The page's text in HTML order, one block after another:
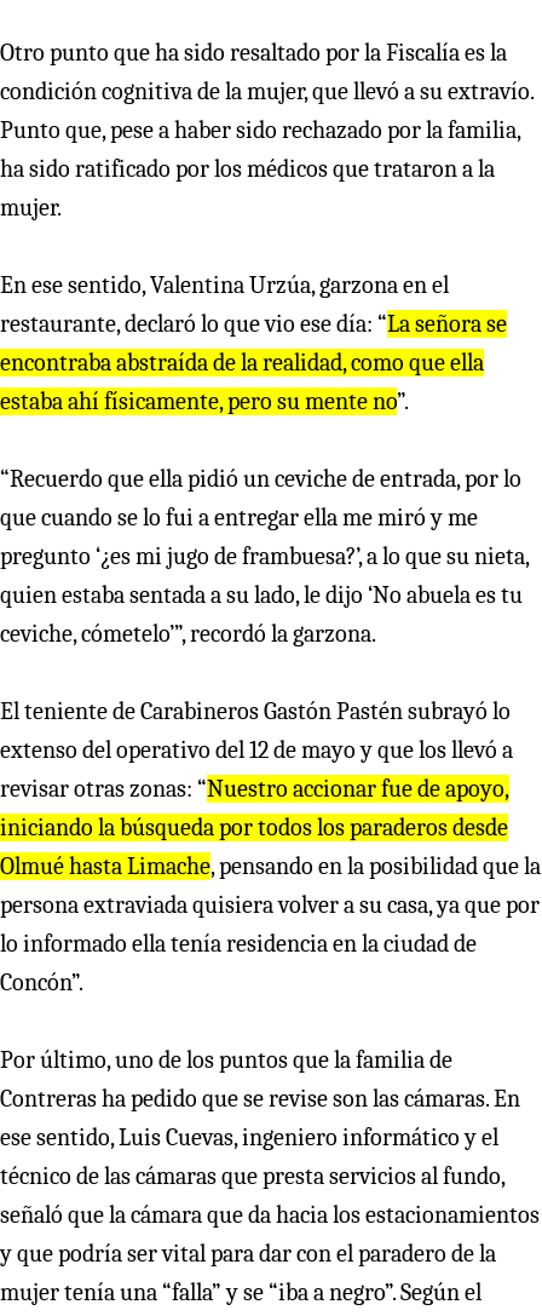
Otro punto que ha sido resaltado por la Fiscalía es la
condición cognitiva de la mujer, que llevó a su extravío.
Punto que, pese a haber sido rechazado por la familia,
ha sido ratificado por los médicos que trataron a la
mujer.
En ese sentido, Valentina Urzúa, garzona en el
restaurante, declaró lo que vio ese día: “La señora se
encontraba abstraída de la realidad, como que ella
estaba ahí físicamente, pero su mente no”.
“Recuerdo que ella pidió un ceviche de entrada, por lo
que cuando se lo fui a entregar ella me miró y me
pregunto ‘¿es mi jugo de frambuesa?’, a lo que su nieta,
quien estaba sentada a su lado, le dijo ‘No abuela es tu
ceviche, cómetelo’”, recordó la garzona.
El teniente de Carabineros Gastón Pastén subrayó lo
extenso del operativo del 12 de mayo y que los llevó a
revisar otras zonas: “Nuestro accionar fue de apoyo,
iniciando la búsqueda por todos los paraderos desde
Olmué hasta Limache, pensando en la posibilidad que la
persona extraviada quisiera volver a su casa, ya que por
lo informado ella tenía residencia en la ciudad de
Concón”.
Por último, uno de los puntos que la familia de
Contreras ha pedido que se revise son las cámaras. En
ese sentido, Luis Cuevas, ingeniero informático y el
técnico de las cámaras que presta servicios al fundo,
señaló que la cámara que da hacia los estacionamientos
y que podría ser vital para dar con el paradero de la
mujer tenía una “falla” y se “iba a negro”. Según el